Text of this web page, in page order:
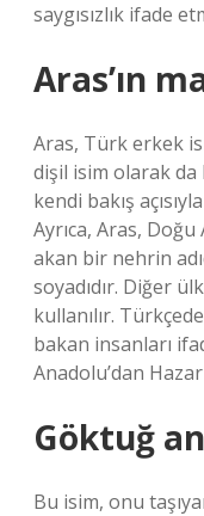
saygısızlık ifade
Aras’ın
Aras, Türk erkek
dişil isim olarak da
kendi bakış
Ayrıca, Aras,
akan bir nehrin
soyadıdır. Diğer
kullanılır.
bakan insanları
Anadolu’dan
Göktuğ
Bu isim, onu